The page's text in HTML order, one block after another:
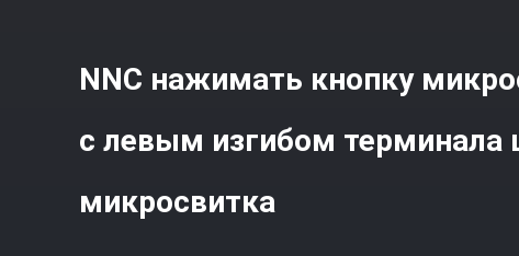
NNC нажимать кнопку
с левым изгибом
микросвитка